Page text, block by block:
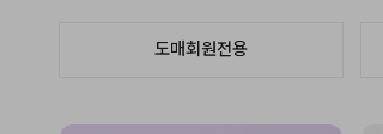
도매회원전용